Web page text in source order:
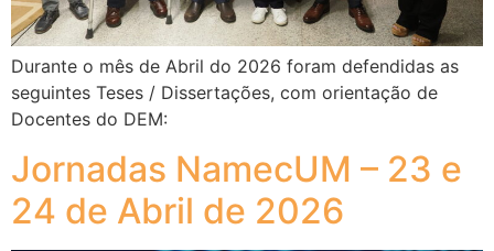
Durante o mês de Abril do 2026 foram defendidas as
seguintes Teses / Dissertações, com orientação de
Docentes do DEM:
Jornadas NamecUM – 23 e
24 de Abril de 2026